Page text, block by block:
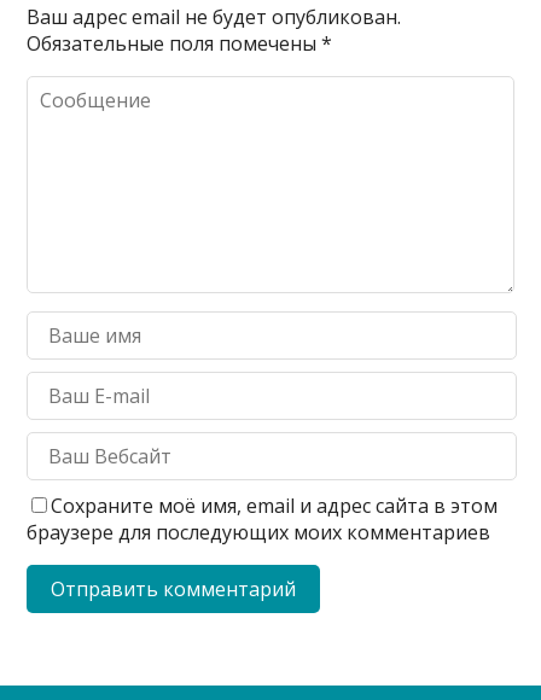
Ваш адрес email не будет опубликован.
Обязательные поля помечены*
Сохраните моё имя, email и адрес сайта в этом
браузере для последующих моих комментариев